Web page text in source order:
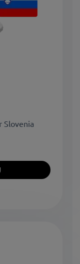
Slovenia